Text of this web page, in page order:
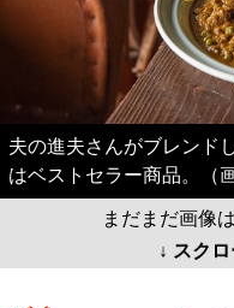
夫の進夫さんがブレンド
はベストセラー商品。（
まだまだ画像
↓ スク